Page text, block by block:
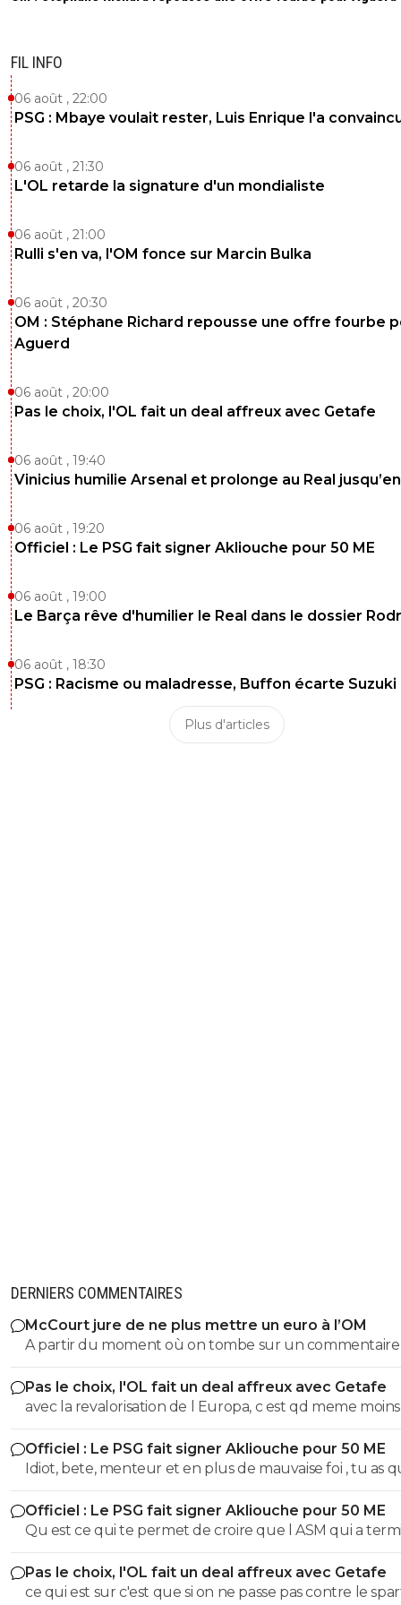
FIL INFO
06 août , 22:00
PSG : Mbaye voulait rester, Luis Enrique l'a
06 août , 21:30
L'OL retarde la signature d'un mondialiste
06 août , 21:00
Rulli s'en va, l'OM fonce sur Marcin Bulka
06 août , 20:30
OM : Stéphane Richard repousse une offre fourbe
Aguerd
06 août , 20:00
Pas le choix, l'OL fait un deal affreux avec Getafe
06 août , 19:40
Vinicius humilie Arsenal et prolonge au Real
06 août , 19:20
Officiel : Le PSG fait signer Akliouche pour 50 ME
06 août , 19:00
Le Barça rêve d'humilier le Real dans le dossier
06 août , 18:30
PSG : Racisme ou maladresse, Buffon écarte Suzuki
Plus d'articles
DERNIERS COMMENTAIRES
McCourt jure de ne plus mettre un euro à l’OM
A partir du moment où on tombe sur un
Raymonde on sait qu'on tombe sur un commentaire
teubé 😂🤣🤣 PS: ce crétin prétend qu'un commentaire avec
emoji est un commentaire de teubé? C'est marrant sur
Twitter/X Obama, Musk et tout un tas de prix Nobel
énormément les emojis... Encore des teubés c'est ça?
de Raymonde va, encore une fois bâchée 😂🤣🤣
Pas le choix, l'OL fait un deal affreux avec Getafe
avec la revalorisation de l Europa, c est qd meme moins
OM a pris 40M. et l OL 40M je crois. donc bon c est plus si
enorme
Officiel : Le PSG fait signer Akliouche pour 50 ME
Idiot, bete, menteur et en plus de mauvaise foi , tu as
des qualités...^^ Ta mere a pu te dire qui etait ton père entre
Textor et Gérard Lopez, tu as toutes leur qualités ?!!
Officiel : Le PSG fait signer Akliouche pour 50 ME
Qu est ce qui te permet de croire que l ASM qui a terminé
7eme la saison derniere, qui doit absolument vendre pour
130M afin d etre en regle avec la DNCG et le FPF, va d
coup devenir une equipe fringante capable d etre sur
Pas le choix, l'OL fait un deal affreux avec Getafe
ce qui est sur c'est que si on ne passe pas contre le